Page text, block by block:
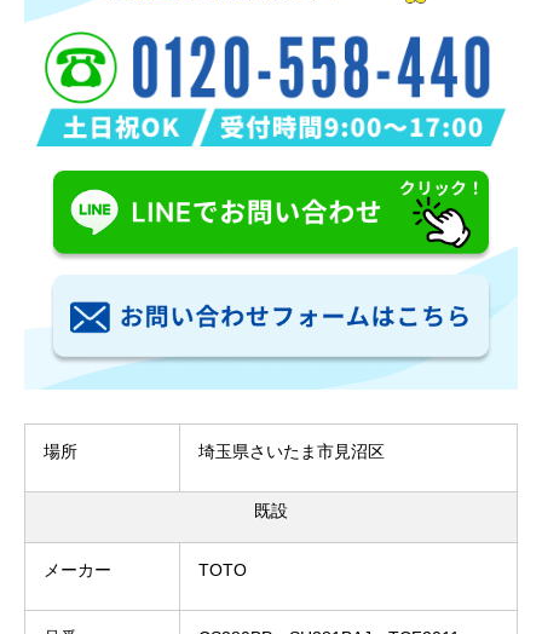
場所 埼玉県さいたま市見沼区
既設
メーカー TOTO